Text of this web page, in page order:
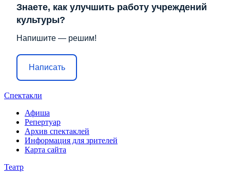
Знаете, как улучшить работу учреждений
культуры?
Напишите — решим!
Написать
Спектакли
Афиша
Репертуар
Архив спектаклей
Информация для зрителей
Карта сайта
Театр